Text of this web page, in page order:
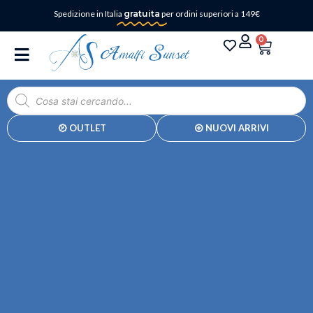
Spedizione in Italia gratuita per ordini superiori a 149€
0
OUTLET NUOVI ARRIVI